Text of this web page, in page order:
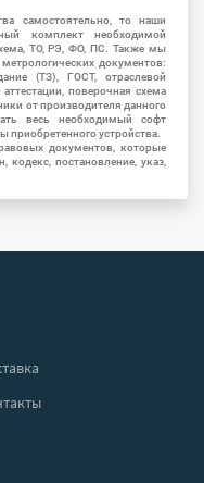
самостоятельно, то наши
комплект необходимой
ТО, РЭ, ФО, ПС. Также мы
документов:
(ТЗ), ГОСТ, отраслевой
поверочная схема
от производителя данного
весь необходимый софт
устройства.
документов, которые
постановление, указ,